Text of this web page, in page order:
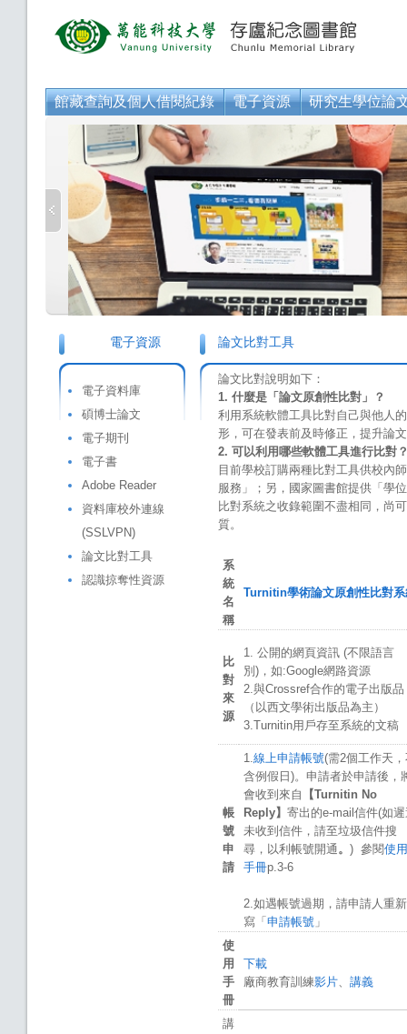
館藏查詢及個人借閱紀錄 電子資源 研究生學位論
電子資源
電子資料庫
碩博士論文
電子期刊
電子書
Adobe Reader
資料庫校外連線
(SSLVPN)
論文比對工具
認識掠奪性資源
論文比對工具
論文比對說明如下：
1. 什麼是「論文原創性比對」？
利用系統軟體工具比對自己與他人
形，可在發表前及時修正，提升論
2. 可以利用哪些軟體工具進行比對
目前學校訂購兩種比對工具供校內
服務」；另，國家圖書館提供「學
比對系統之收錄範圍不盡相同，尚
質。
系
統
名
稱
Turnitin學術論文原創性比對
比
對
來
源
1. 公開的網頁資訊 (不限語言
別)，如:Google網路資源
2.與Crossref合作的電子出版品
（以西文學術出版品為主）
3.Turnitin用戶存至系統的文稿
帳
號
申
請
1.線上申請帳號(需2個工作天
含例假日)。申請者於申請後，
會收到來自
【Turnitin No
Reply】 寄出的e-mail信件(如
未收到信件，請至垃圾信件搜
尋，以利帳號開通。 ) 參閱使用
手冊p.3-6
2.如遇帳號過期，請申請人重
寫「 申請帳號 」
使
用
手
冊
下載
廠商教育訓練影片、 講義
講